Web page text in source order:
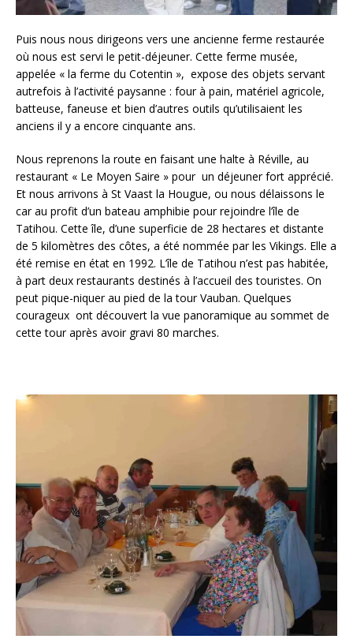
Puis nous nous dirigeons vers une ancienne ferme restaurée
où nous est servi le petit-déjeuner. Cette ferme musée,
appelée « la ferme du Cotentin », expose des objets servant
autrefois à l’activité paysanne : four à pain, matériel agricole,
batteuse, faneuse et bien d’autres outils qu’utilisaient les
anciens il y a encore cinquante ans.
Nous reprenons la route en faisant une halte à Réville, au
restaurant « Le Moyen Saire » pour un déjeuner fort apprécié.
Et nous arrivons à St Vaast la Hougue, ou nous délaissons le
car au profit d’un bateau amphibie pour rejoindre l’île de
Tatihou. Cette île, d’une superficie de 28 hectares et distante
de 5 kilomètres des côtes, a été nommée par les Vikings. Elle a
été remise en état en 1992. L’île de Tatihou n’est pas habitée,
à part deux restaurants destinés à l’accueil des touristes. On
peut pique-niquer au pied de la tour Vauban. Quelques
courageux ont découvert la vue panoramique au sommet de
cette tour après avoir gravi 80 marches.